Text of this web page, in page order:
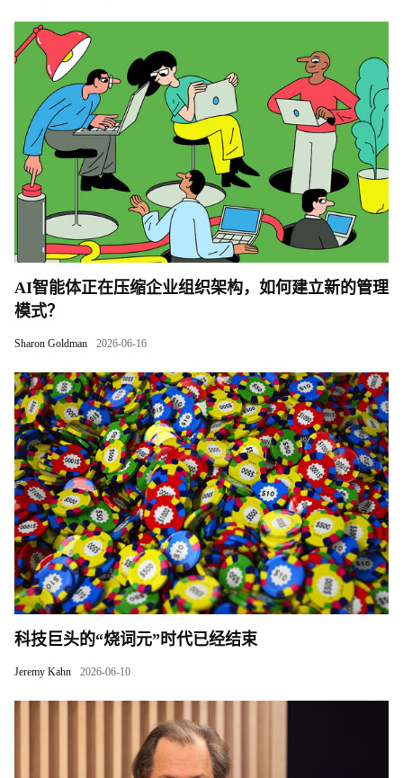
AI智能体正在压缩企业组织架构，如何建立新的管理
模式？
Sharon Goldman 2026-06-16
科技巨头的“烧词元”时代已经结束
Jeremy Kahn 2026-06-10